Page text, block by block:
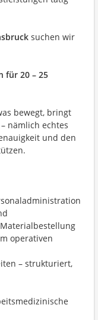
suchen wir
für 20 – 25
bewegt, bringt
nämlich echtes
und den
operativen
– strukturiert,